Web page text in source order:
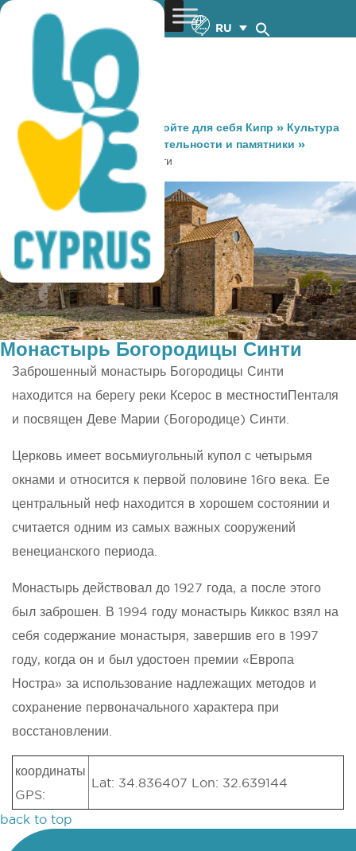
RU
You are here: Home »Откройте для себя Кипр » Культура
и Религия
Достопримечательности и памятники »
Монастырь Богородицы Синти
Монастырь Богородицы Синти
Заброшенный монастырь Богородицы Синти
находится на берегу реки Ксерос в местностиПенталя
и посвящен Деве Марии (Богородице) Синти.
Церковь имеет восьмиугольный купол с четырьмя
окнами и относится к первой половине 16го века. Ее
центральный неф находится в хорошем состоянии и
считается одним из самых важных сооружений
венецианского периода.
Монастырь действовал до 1927 года, а после этого
был заброшен. В 1994 году монастырь Киккос взял на
себя содержание монастыря, завершив его в 1997
году, когда он и был удостоен премии «Европа
Ностра» за использование надлежащих методов и
сохранение первоначального характера при
восстановлении.
координаты
GPS:
Lat: 34.836407 Lon: 32.639144
back to top